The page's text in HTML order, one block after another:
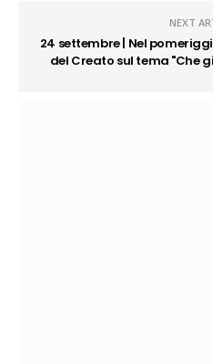
NEXT
24 settembre | Nel
del Creato sul tema "Che